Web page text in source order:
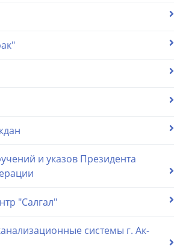
и указов Президента
"Салгал"
системы г. Ак-